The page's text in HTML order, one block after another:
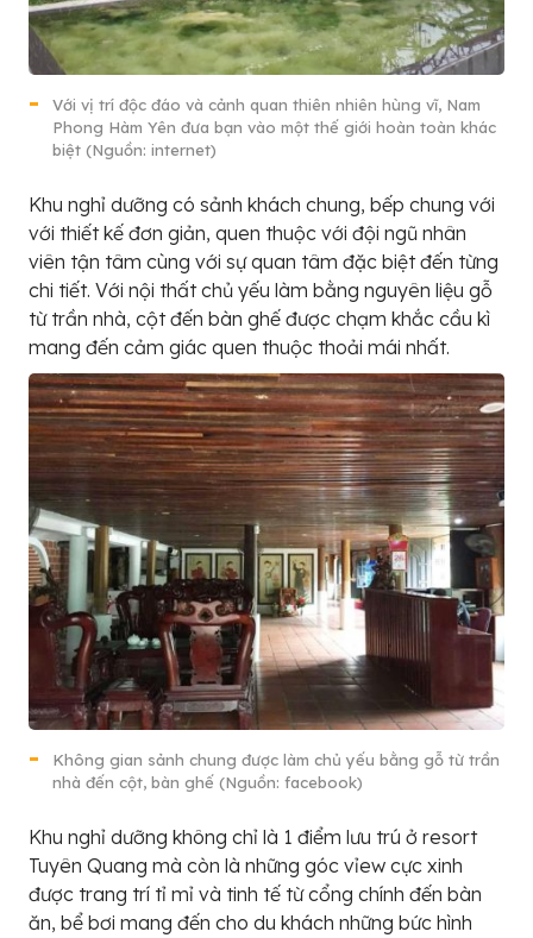
Với vị trí độc đáo và cảnh quan thiên nhiên hùng vĩ, Nam
Phong Hàm Yên đưa bạn vào một thế giới hoàn toàn khác
biệt (Nguồn: internet)
Khu nghỉ dưỡng có sảnh khách chung, bếp chung với
với thiết kế đơn giản, quen thuộc với đội ngũ nhân
viên tận tâm cùng với sự quan tâm đặc biệt đến từng
chi tiết. Với nội thất chủ yếu làm bằng nguyên liệu gỗ
từ trần nhà, cột đến bàn ghế được chạm khắc cầu kì
mang đến cảm giác quen thuộc thoải mái nhất.
Không gian sảnh chung được làm chủ yếu bằng gỗ từ trần
nhà đến cột, bàn ghế (Nguồn: facebook)
Khu nghỉ dưỡng không chỉ là 1 điểm lưu trú ở resort
Tuyên Quang mà còn là những góc vỉew cực xinh
được trang trí tỉ mỉ và tinh tế từ cổng chính đến bàn
ăn, bể bơi mang đến cho du khách những bức hình